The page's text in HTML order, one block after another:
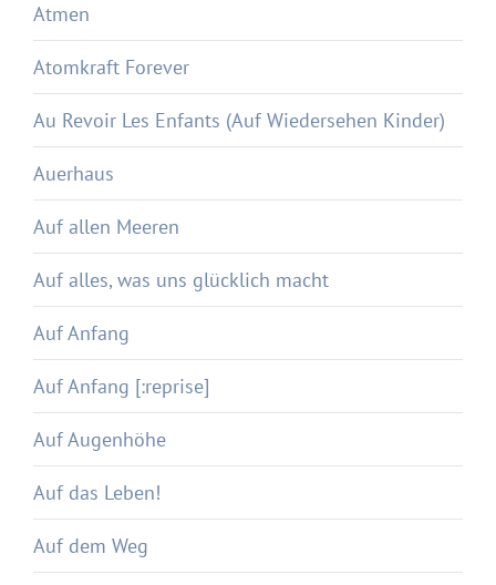
Atmen
Atomkraft Forever
Au Revoir Les Enfants (Auf Wiedersehen Kinder)
Auerhaus
Auf allen Meeren
Auf alles, was uns glücklich macht
Auf Anfang
Auf Anfang [:reprise]
Auf Augenhöhe
Auf das Leben!
Auf dem Weg